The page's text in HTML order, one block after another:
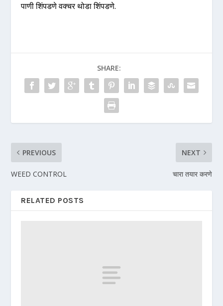
पाणी शिंपडणे वक्चर थोडा शिंपडणे.
SHARE:
PREVIOUS
WEED CONTROL
NEXT
चारा तयार करणे
RELATED POSTS